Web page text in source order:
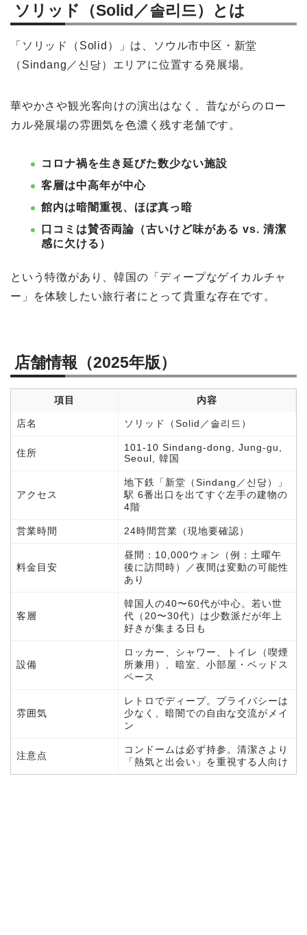
ソリッド（Solid／솔리드）とは
「ソリッド（Solid）」は、ソウル市中区・新堂
（Sindang／신당）エリアに位置する発展場。
華やかさや観光客向けの演出はなく、昔ながらのロー
カル発展場の雰囲気を色濃く残す老舗です。
コロナ禍を生き延びた数少ない施設
客層は中高年が中心
館内は暗闇重視、ほぼ真っ暗
口コミは賛否両論（古いけど味がある vs. 清潔
感に欠ける）
という特徴があり、韓国の「ディープなゲイカルチャ
ー」を体験したい旅行者にとって貴重な存在です。
店舗情報（2025年版）
項目 内容
店名 ソリッド（Solid／솔리드）
住所
101-10 Sindang-dong, Jung-gu,
Seoul, 韓国
アクセス
地下鉄「新堂（Sindang／신당）」
駅 6番出口を出てすぐ左手の建物の
4階
営業時間 24時間営業（現地要確認）
料金目安
昼間：10,000ウォン（例：土曜午
後に訪問時）／夜間は変動の可能性
あり
客層
韓国人の40〜60代が中心。若い世
代（20〜30代）は少数派だが年上
好きが集まる日も
設備
ロッカー、シャワー、トイレ（喫煙
所兼用）、暗室、小部屋・ベッドス
ペース
雰囲気
レトロでディープ。プライバシーは
少なく、暗闇での自由な交流がメイ
ン
注意点
コンドームは必ず持参。清潔さより
「熱気と出会い」を重視する人向け